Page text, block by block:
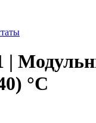
|
°C